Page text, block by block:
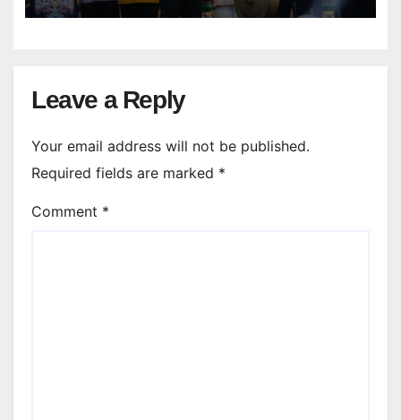
Leave a Reply
Your email address will not be published.
Required fields are marked *
Comment *